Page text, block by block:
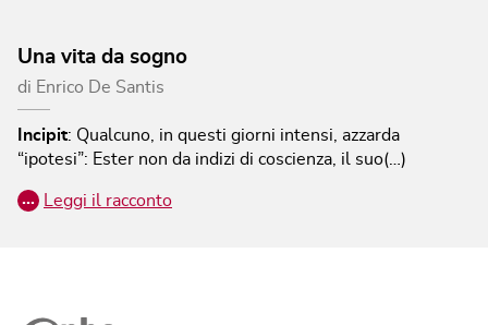
Una vita da sogno
di Enrico De Santis
Incipit: Qualcuno, in questi giorni intensi, azzarda
“ipotesi”: Ester non da indizi di coscienza, il suo(…)
… Leggi il racconto